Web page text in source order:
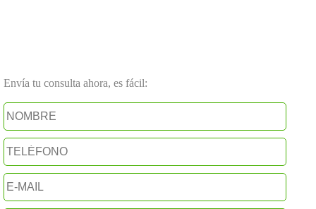
Envía tu consulta ahora, es fácil: